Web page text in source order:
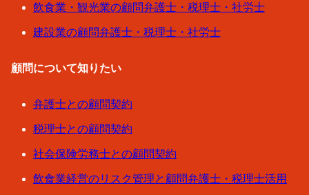
飲食業・観光業の顧問弁護士・税理士・社労士
建設業の顧問弁護士・税理士・社労士
顧問について知りたい
弁護士との顧問契約
税理士との顧問契約
社会保険労務士との顧問契約
飲食業経営のリスク管理と顧問弁護士・税理士活用